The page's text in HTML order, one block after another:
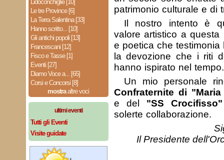
Lidoconchiglie [10]
Le tre Province [6]
La Terra Salentina [33]
Hanno scritto... [10]
Gli antichi popoli [13]
Francescani [12]
Fisco e Tasse [1]
Eventi [27]
Diamo Voce a... [65]
Corsi e Concorsi [8]
mostraaltre voci
ultimi eventi
Tutti gli Eventi
Visite guidate
patrimonio culturale e di
Il nostro intento è
valore artistico a questa
e poetica che testimonia
la devozione che i riti
hanno ispirato nel tempo.
Un mio personale
Confraternite di
e del "SS Crocifisso"
solerte collaborazione.
Il Presidente